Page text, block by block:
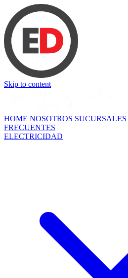
Skip to content
HOME NOSOTROS SUCURSALES
FRECUENTES
ELECTRICIDAD